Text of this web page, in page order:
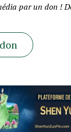
par un don !